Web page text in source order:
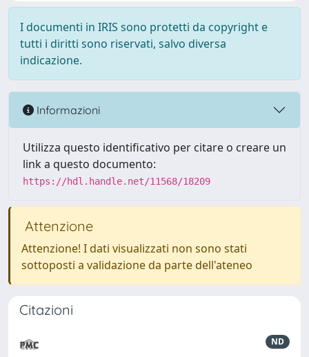
I documenti in IRIS sono protetti da copyright e
tutti i diritti sono riservati, salvo diversa
indicazione.
Informazioni
Utilizza questo identificativo per citare o creare un
link a questo documento:
https://hdl.handle.net/11568/18209
Attenzione
Attenzione! I dati visualizzati non sono stati
sottoposti a validazione da parte dell'ateneo
Citazioni
ND